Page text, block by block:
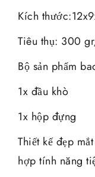
Kích
Tiêu thụ: 300
Bộ sản phẩm
1x đầu khò
1x hộp đựng
Thiết kế đẹp
hợp tính năng